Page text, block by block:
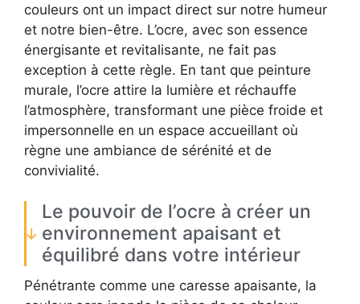
couleurs ont un impact direct sur notre humeur
et notre bien-être. L’ocre, avec son essence
énergisante et revitalisante, ne fait pas
exception à cette règle. En tant que peinture
murale, l’ocre attire la lumière et réchauffe
l’atmosphère, transformant une pièce froide et
impersonnelle en un espace accueillant où
règne une ambiance de sérénité et de
convivialité.
Le pouvoir de l’ocre à créer un
environnement apaisant et
équilibré dans votre intérieur
Pénétrante comme une caresse apaisante, la